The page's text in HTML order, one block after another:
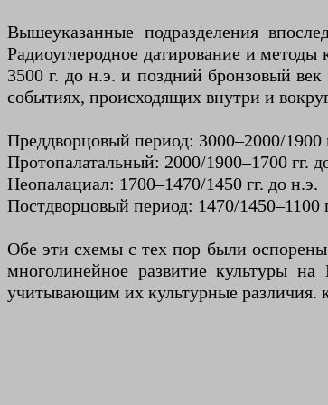
Вышеуказанные подразделения
Радиоуглеродное датирование и
3500 г. до н.э. и поздний бронзовый
событиях, происходящих внутри и
Преддворцовый период: 3000–2000/1900
Протопалатальный: 2000/1900–1700 гг.
Неопалациал: 1700–1470/1450 гг. до н.э.
Постдворцовый период: 1470/1450–1100
Обе эти схемы с тех пор были
многолинейное развитие культуры
учитывающим их культурные различия.